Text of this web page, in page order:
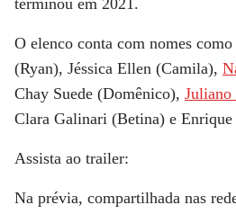
terminou em 2021.
O elenco conta com nomes
(Ryan), Jéssica Ellen (Camila),
Chay Suede (Domênico), Juliano
Clara Galinari (Betina) e
Assista ao trailer:
Na prévia, compartilhada nas